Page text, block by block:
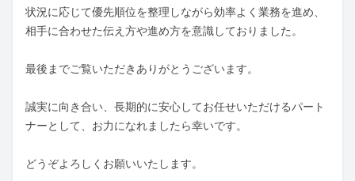
状況に応じて優先順位を整理しながら効率よく業務を進め、
相手に合わせた伝え方や進め方を意識しておりました。
最後までご覧いただきありがとうございます。
誠実に向き合い、長期的に安心してお任せいただけるパート
ナーとして、お力になれましたら幸いです。
どうぞよろしくお願いいたします。